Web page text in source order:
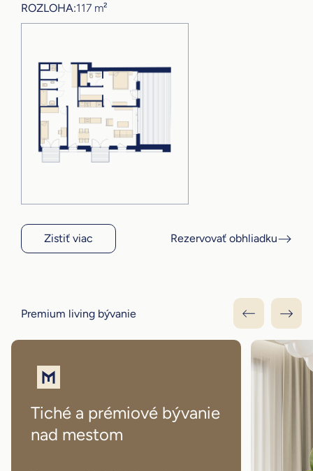
ROZLOHA:117 m²
Zistiť viac Rezervovať obhliadku
Premium living bývanie
Tiché a prémiové bývanie
nad mestom